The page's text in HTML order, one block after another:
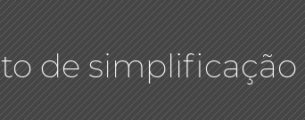
de simplificação